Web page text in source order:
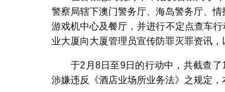
警察局辖下澳门警务厅、海岛警务厅、
游戏机中心及餐厅，并进行不定点查车
业大厦向大厦管理员宣传防罪灭罪资讯，
于2月8日至9日的行动中，共截查
涉嫌违反《酒店业场所业务法》之规定，